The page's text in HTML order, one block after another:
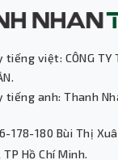
việt: CÔNG TY
tiếng anh: Thanh
178-180 Bùi Thị
Hồ Chí Minh.